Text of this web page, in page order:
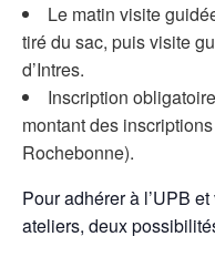
Le matin visite
tiré du sac, puis visite
d’Intres.
Inscription
montant des
Rochebonne).
Pour adhérer à l’UPB
ateliers, deux